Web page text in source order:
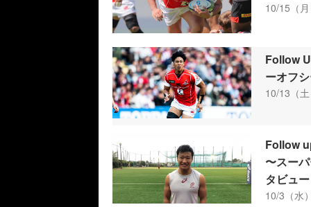
10/15（
Follow
ーオフ
10/13（
Follow
〜スー
タビュ
10/3（水